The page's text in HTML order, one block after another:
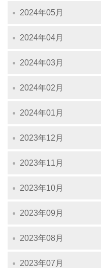
2024年05月
2024年04月
2024年03月
2024年02月
2024年01月
2023年12月
2023年11月
2023年10月
2023年09月
2023年08月
2023年07月